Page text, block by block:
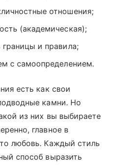
отношения;
(академическая);
и правила;
с самоопределением.
есть как свои
камни. Но
из них вы выбираете
главное в
любовь. Каждый стиль
способ выразить